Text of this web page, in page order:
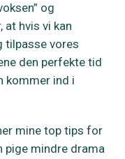
og
hvis vi kan
tilpasse vores
den perfekte tid
kommer ind i
mine top tips for
pige mindre drama